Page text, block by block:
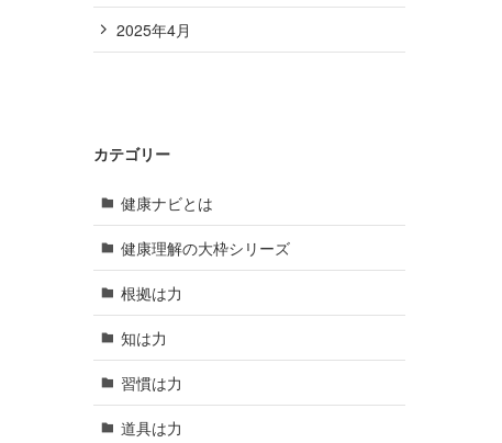
2025年4月
カテゴリー
健康ナビとは
健康理解の大枠シリーズ
根拠は力
知は力
習慣は力
道具は力